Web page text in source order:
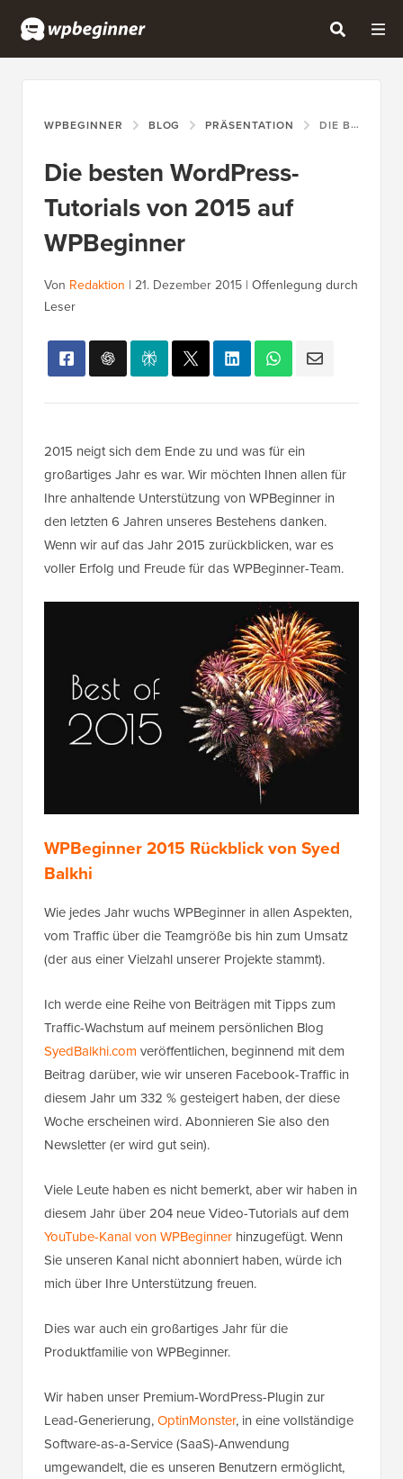
WPBEGINNER BLOG PRÄSENTATION DIE BESTEN WORDPRESS-TUTORIALS VON 2015 AUF WPBEGINNER
Die besten WordPress-
Tutorials von 2015 auf
WPBeginner
Von Redaktion | 21. Dezember 2015 | Offenlegung durch
Leser
2015 neigt sich dem Ende zu und was für ein
großartiges Jahr es war. Wir möchten Ihnen allen für
Ihre anhaltende Unterstützung von WPBeginner in
den letzten 6 Jahren unseres Bestehens danken.
Wenn wir auf das Jahr 2015 zurückblicken, war es
voller Erfolg und Freude für das WPBeginner-Team.
WPBeginner 2015 Rückblick von Syed
Balkhi
Wie jedes Jahr wuchs WPBeginner in allen Aspekten,
vom Traffic über die Teamgröße bis hin zum Umsatz
(der aus einer Vielzahl unserer Projekte stammt).
Ich werde eine Reihe von Beiträgen mit Tipps zum
Traffic-Wachstum auf meinem persönlichen Blog
SyedBalkhi.com veröffentlichen, beginnend mit dem
Beitrag darüber, wie wir unseren Facebook-Traffic in
diesem Jahr um 332 % gesteigert haben, der diese
Woche erscheinen wird. Abonnieren Sie also den
Newsletter (er wird gut sein).
Viele Leute haben es nicht bemerkt, aber wir haben in
diesem Jahr über 204 neue Video-Tutorials auf dem
YouTube-Kanal von WPBeginner hinzugefügt. Wenn
Sie unseren Kanal nicht abonniert haben, würde ich
mich über Ihre Unterstützung freuen.
Dies war auch ein großartiges Jahr für die
Produktfamilie von WPBeginner.
Wir haben unser Premium-WordPress-Plugin zur
Lead-Generierung,OptinMonster, in eine vollständige
Software-as-a-Service (SaaS)-Anwendung
umgewandelt, die es unseren Benutzern ermöglicht,